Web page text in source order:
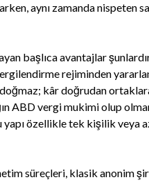
aynı zamanda nispeten
başlıca avantajlar
rejiminden
kâr doğrudan
ABD vergi mukimi olup
özellikle tek kişilik veya
süreçleri, klasik anonim